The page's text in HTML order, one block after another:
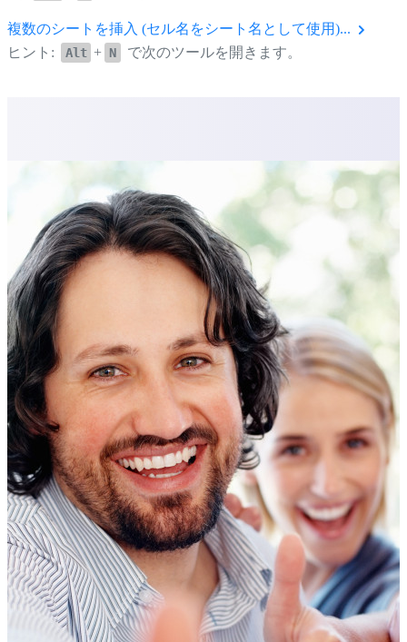
複数のシートを挿入 (セル名をシート名として使用)...
ヒント:
Alt + N で次のツールを開きます。